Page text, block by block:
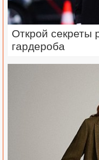
Открой секреты
гардероба